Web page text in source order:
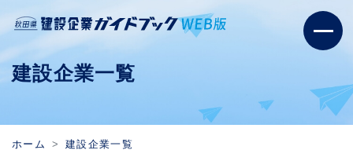
建設企業一覧
ホーム 建設企業一覧